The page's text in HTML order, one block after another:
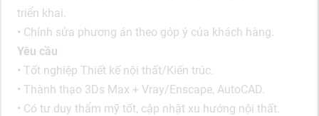
triển khai.
• Chỉnh sửa phương án theo góp ý của khách hàng.
Yêu cầu
• Tốt nghiệp Thiết kế nội thất/Kiến trúc.
• Thành thạo 3Ds Max + Vray/Enscape, AutoCAD.
• Có tư duy thẩm mỹ tốt, cập nhật xu hướng nội thất.